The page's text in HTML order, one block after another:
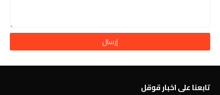
تابعنا على اخبار قوقل